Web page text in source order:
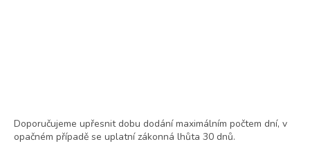
Doporučujeme upřesnit dobu dodání maximálním počtem dní, v
opačném případě se uplatní zákonná lhůta 30 dnů.